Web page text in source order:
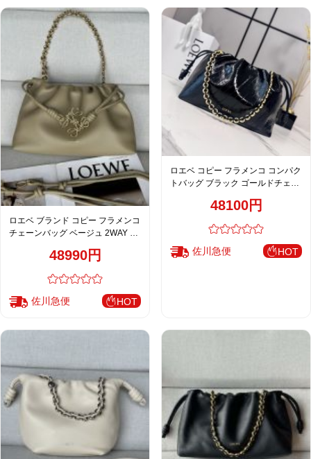
ロエベ ブランド コピー フラメンコ
チェーンバッグ ベージュ 2WAY シ
48990円
佐川急便 HOT
ロエベ コピー フラメンコ コンパク
トバッグ ブラック ゴールドチェー
48100円
佐川急便 HOT